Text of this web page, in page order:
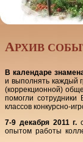
АРХИВ
В календаре
и выполнять каждый
(коррекционной)
помогли
классов конкурсно-
7-9 декабря 2011 г.
опытом работы